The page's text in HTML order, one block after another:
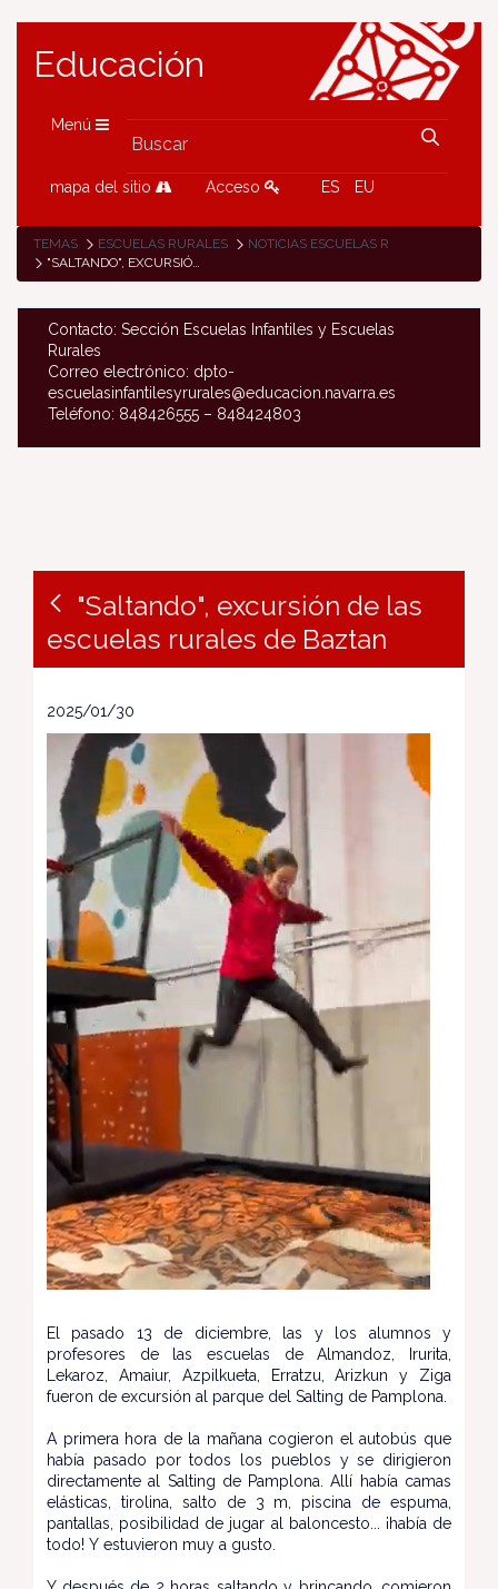
Educación
Menú
mapa del sitio Acceso ES EU
TEMAS ESCUELAS RURALES
NOTICIAS ESCUELAS RURALES
"SALTANDO", EXCURSIÓN DE LAS ESCUELAS RURALES DE BAZTAN
Contacto: Sección Escuelas Infantiles y Escuelas
Rurales
Correo electrónico: dpto-
escuelasinfantilesyrurales@educacion.navarra.es
Teléfono: 848426555 – 848424803
"Saltando", excursión de las
escuelas rurales de Baztan
2025/01/30
El pasado 13 de diciembre, las y los alumnos y
profesores de las escuelas de Almandoz, Irurita,
Lekaroz, Amaiur, Azpilkueta, Erratzu, Arizkun y Ziga
fueron de excursión al parque del Salting de Pamplona.
A primera hora de la mañana cogieron el autobús que
había pasado por todos los pueblos y se dirigieron
directamente al Salting de Pamplona. Allí había camas
elásticas, tirolina, salto de 3 m, piscina de espuma,
pantallas, posibilidad de jugar al baloncesto... ¡había de
todo! Y estuvieron muy a gusto.